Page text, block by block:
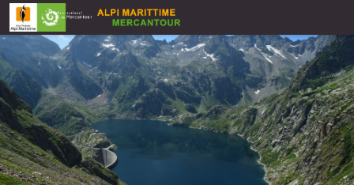
GTAM - Tappa 07 : Terme di Valdieri - Rifugio Genova
Bacino del Chiotas du Col Chiapous - Fabrice Henon